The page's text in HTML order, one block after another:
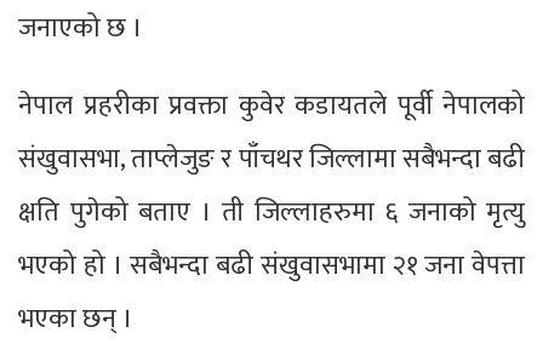
जनाएको छ ।
नेपाल प्रहरीका प्रवक्ता कुवेर कडायतले पूर्वी नेपालको
संखुवासभा, ताप्लेजुङ र पाँचथर जिल्लामा सबैभन्दा बढी
क्षति पुगेको बताए । ती जिल्लाहरुमा ६ जनाको मृत्यु
भएको हो । सबैभन्दा बढी संखुवासभामा २१ जना वेपत्ता
भएका छन् ।